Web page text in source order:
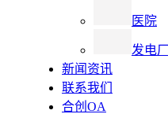
医院
发电厂
新闻资讯
联系我们
合创OA